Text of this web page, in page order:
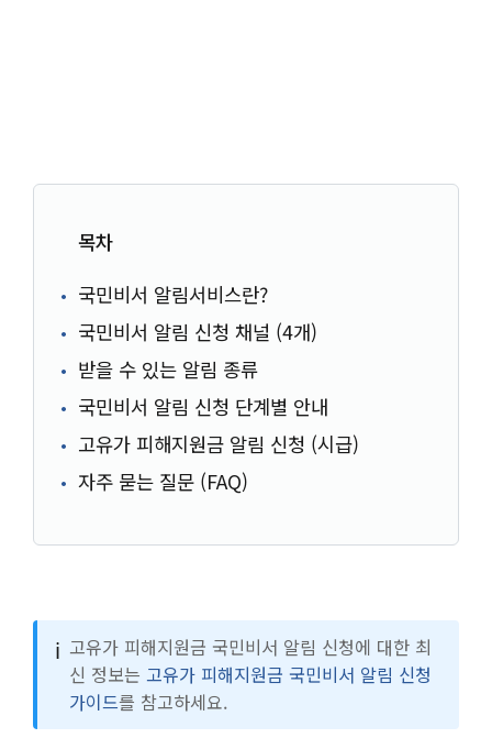
목차
국민비서 알림서비스란?
국민비서 알림 신청 채널 (4개)
받을 수 있는 알림 종류
국민비서 알림 신청 단계별 안내
고유가 피해지원금 알림 신청 (시급)
자주 묻는 질문 (FAQ)
ℹ️ 고유가 피해지원금 국민비서 알림 신청에 대한 최
신 정보는 고유가 피해지원금 국민비서 알림 신청
가이드를 참고하세요.